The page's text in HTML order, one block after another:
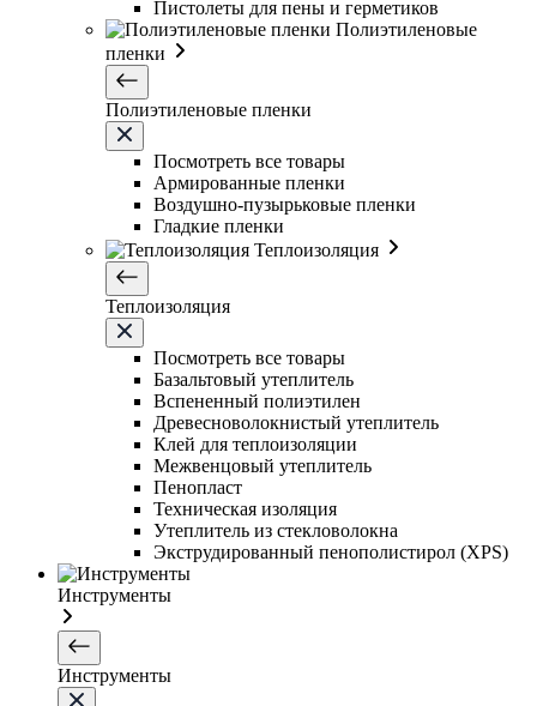
Пистолеты для пены и герметиков
Полиэтиленовые
пленки
Полиэтиленовые пленки
Посмотреть все товары
Армированные пленки
Воздушно-пузырьковые пленки
Гладкие пленки
Теплоизоляция
Теплоизоляция
Посмотреть все товары
Базальтовый утеплитель
Вспененный полиэтилен
Древесноволокнистый утеплитель
Клей для теплоизоляции
Межвенцовый утеплитель
Пенопласт
Техническая изоляция
Утеплитель из стекловолокна
Экструдированный пенополистирол (XPS)
Инструменты
Инструменты